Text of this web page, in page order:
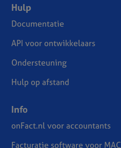
Hulp
Documentatie
API voor ontwikkelaars
Ondersteuning
Hulp op afstand
Info
onFact.nl voor accountants
Facturatie software voor MAC